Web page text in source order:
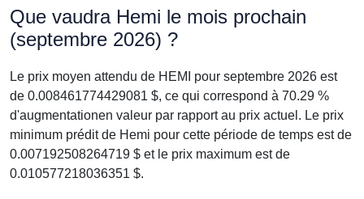
Que vaudra Hemi le mois prochain
(septembre 2026) ?
Le prix moyen attendu de HEMI pour septembre 2026 est
de 0.008461774429081 $, ce qui correspond à 70.29 %
d'augmentationen valeur par rapport au prix actuel. Le prix
minimum prédit de Hemi pour cette période de temps est de
0.007192508264719 $ et le prix maximum est de
0.010577218036351 $.